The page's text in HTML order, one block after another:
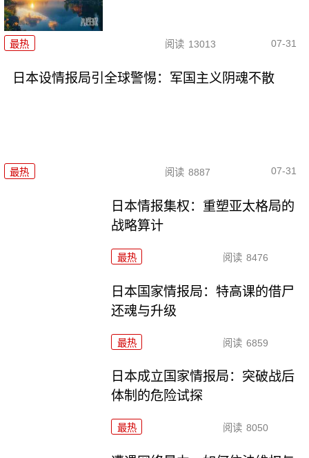
最热 阅读 13013 07-31
日本设情报局引全球警惕：军国主义阴魂不散
最热 阅读 8887 07-31
日本情报集权：重塑亚太格局的
战略算计
最热 阅读 8476
日本国家情报局：特高课的借尸
还魂与升级
最热 阅读 6859
日本成立国家情报局：突破战后
体制的危险试探
最热 阅读 8050